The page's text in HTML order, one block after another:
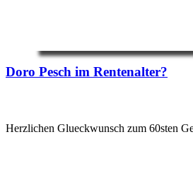
Doro Pesch im Rentenalter?
Herzlichen Glueckwunsch zum 60sten